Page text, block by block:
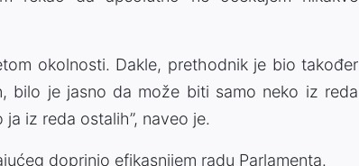
okolnosti. Dakle, prethodnik je bio također
bilo je jasno da može biti samo neko iz reda
iz reda ostalih”, naveo je.
doprinio efikasnijem radu Parlamenta.